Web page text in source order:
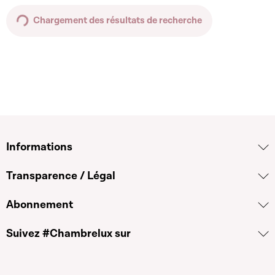
Chargement des résultats de recherche
Informations
Transparence / Légal
Abonnement
Suivez #Chambrelux sur